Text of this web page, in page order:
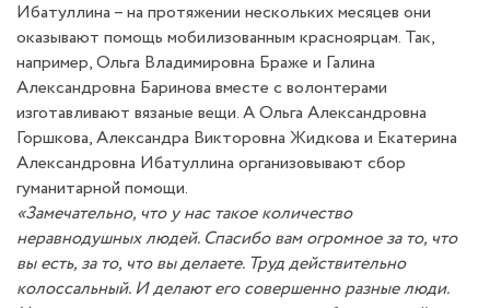
Ибатуллина – на протяжении нескольких месяцев они
оказывают помощь мобилизованным красноярцам. Так,
например, Ольга Владимировна Браже и Галина
Александровна Баринова вместе с волонтерами
изготавливают вязаные вещи. А Ольга Александровна
Горшкова, Александра Викторовна Жидкова и Екатерина
Александровна Ибатуллина организовывают сбор
гуманитарной помощи.
«Замечательно, что у нас такое количество
неравнодушных людей. Спасибо вам огромное за то, что
вы есть, за то, что вы делаете. Труд действительно
колоссальный. И делают его совершенно разные люди.